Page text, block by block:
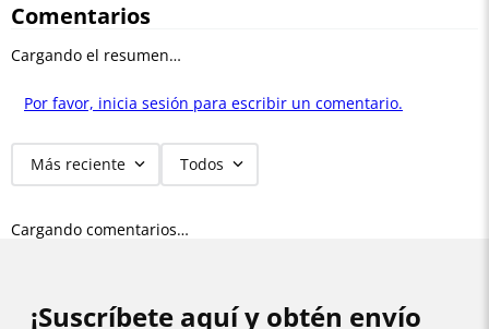
Comentarios
Cargando el resumen…
Por favor, inicia sesión para escribir un comentario.
Más reciente Todos
Cargando comentarios…
¡Suscríbete aquí y obtén envío